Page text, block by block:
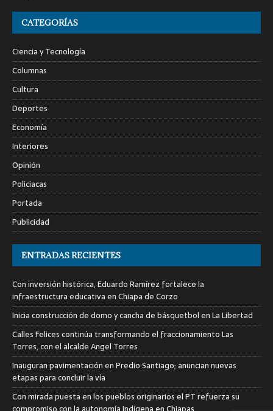
CATEGORÍAS
Ciencia y Tecnología
Columnas
Cultura
Deportes
Economía
Interiores
Opinión
Policiacas
Portada
Publicidad
ENTRADAS RECIENTES
Con inversión histórica, Eduardo Ramírez fortalece la
infraestructura educativa en Chiapa de Corzo
Inicia construcción de domo y cancha de básquetbol en La Libertad
Calles Felices continúa transformando el fraccionamiento Las
Torres, con el alcalde Angel Torres
Inauguran pavimentación en Predio Santiago; anuncian nuevas
etapas para concluir la vía
Con mirada puesta en los pueblos originarios el PT refuerza su